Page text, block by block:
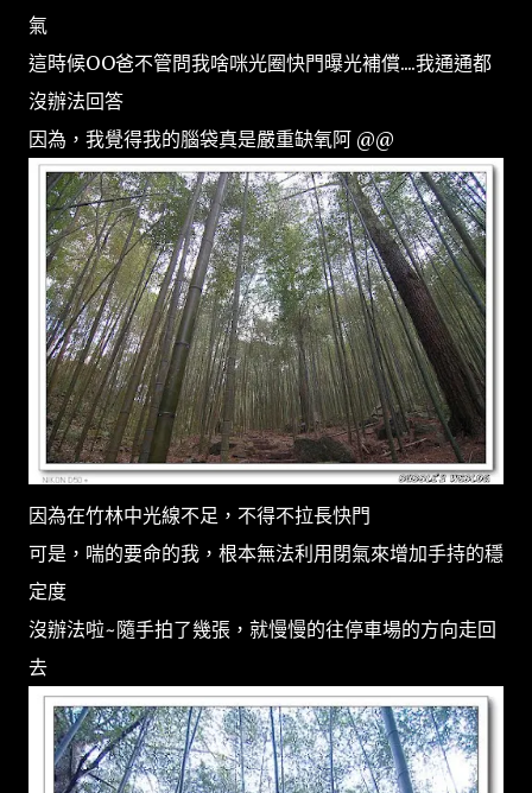
氣
這時候OO爸不管問我啥咪光圈快門曝光補償....我通通都
沒辦法回答
因為，我覺得我的腦袋真是嚴重缺氧阿 @@
因為在竹林中光線不足，不得不拉長快門
可是，喘的要命的我，根本無法利用閉氣來增加手持的穩
定度
沒辦法啦~隨手拍了幾張，就慢慢的往停車場的方向走回
去